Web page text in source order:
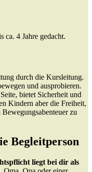
ca. 4 Jahre gedacht.
durch die Kursleitung.
und ausprobieren.
bietet Sicherheit und
Kindern aber die Freiheit,
zu
Begleitperson
liegt bei dir als